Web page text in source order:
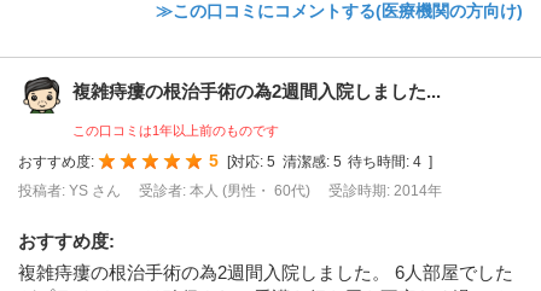
≫この口コミにコメントする(医療機関の方向け)
複雑痔瘻の根治手術の為2週間入院しました...
この口コミは1年以上前のものです
おすすめ度: 5 [対応: 5 清潔感: 5 待ち時間: 4 ]
投稿者: YS さん
受診者: 本人 (男性・ 60代) 受診時期: 2014年
おすすめ度:
複雑痔瘻の根治手術の為2週間入院しました。 6人部屋でした